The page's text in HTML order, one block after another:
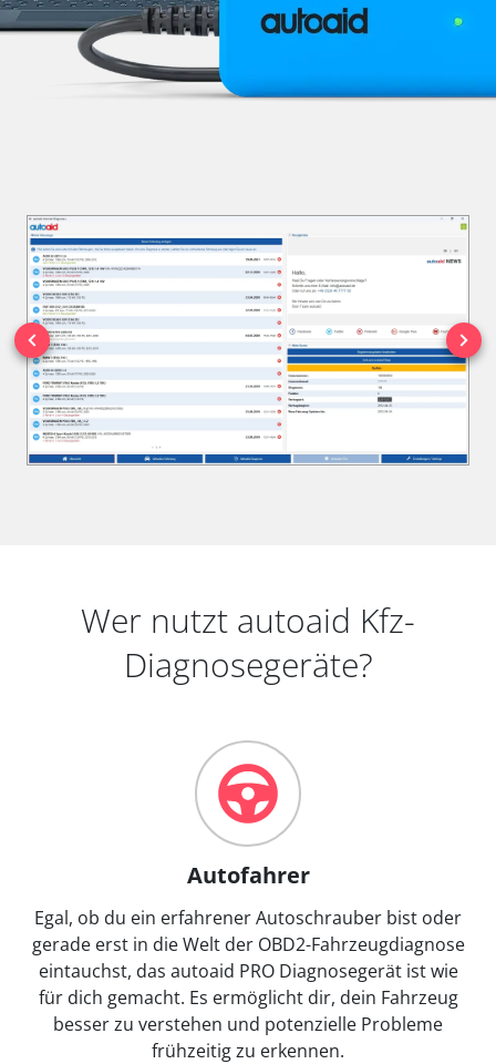
Wer nutzt autoaid Kfz-
Diagnosegeräte?
Autofahrer
Egal, ob du ein erfahrener Autoschrauber bist oder
gerade erst in die Welt der OBD2-Fahrzeugdiagnose
eintauchst, das autoaid PRO Diagnosegerät ist wie
für dich gemacht. Es ermöglicht dir, dein Fahrzeug
besser zu verstehen und potenzielle Probleme
frühzeitig zu erkennen.